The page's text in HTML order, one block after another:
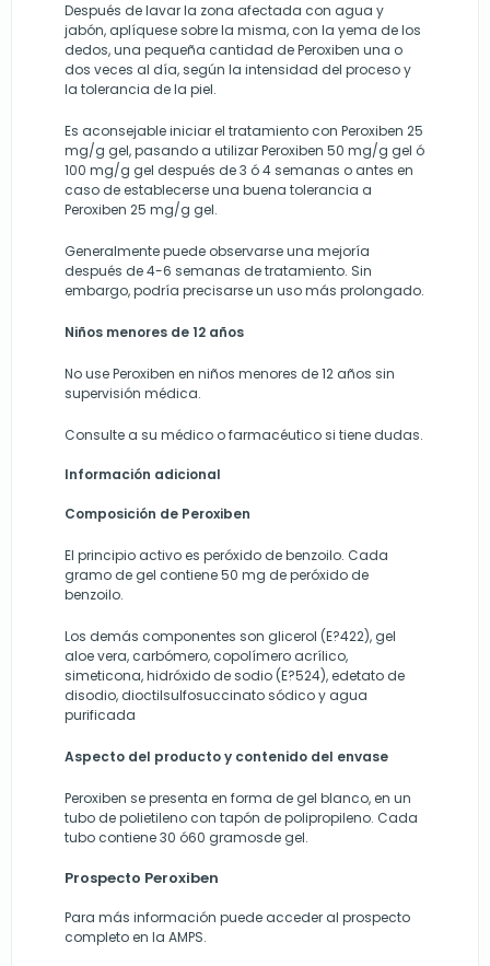
Después de lavar la zona afectada con agua y
jabón, aplíquese sobre la misma, con la yema de los
dedos, una pequeña cantidad de Peroxiben una o
dos veces al día, según la intensidad del proceso y
la tolerancia de la piel.
Es aconsejable iniciar el tratamiento con Peroxiben 25
mg/g gel, pasando a utilizar Peroxiben 50 mg/g gel ó
100 mg/g gel después de 3 ó 4 semanas o antes en
caso de establecerse una buena tolerancia a
Peroxiben 25 mg/g gel.
Generalmente puede observarse una mejoría
después de 4-6 semanas de tratamiento. Sin
embargo, podría precisarse un uso más prolongado.
Niños menores de 12 años
No use Peroxiben en niños menores de 12 años sin
supervisión médica.
Consulte a su médico o farmacéutico si tiene dudas.
Información adicional
Composición de Peroxiben
El principio activo es peróxido de benzoilo. Cada
gramo de gel contiene 50 mg de peróxido de
benzoilo.
Los demás componentes son glicerol (E?422), gel
aloe vera, carbómero, copolímero acrílico,
simeticona, hidróxido de sodio (E?524), edetato de
disodio, dioctilsulfosuccinato sódico y agua
purificada
Aspecto del producto y contenido del envase
Peroxiben se presenta en forma de gel blanco, en un
tubo de polietileno con tapón de polipropileno. Cada
tubo contiene 30 ó60 gramosde gel.
Prospecto Peroxiben
Para más información puede acceder al prospecto
completo en la AMPS.